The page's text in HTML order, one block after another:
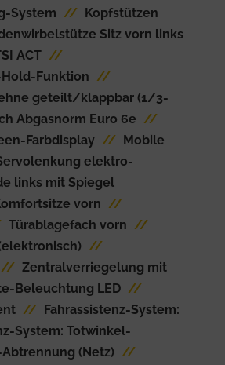
System // Kopfstützen
Sitz vorn links
ACT //
Funktion //
geteilt/klappbar (1/3-
Abgasnorm Euro 6e //
Farbdisplay // Mobile
elektro-
links mit Spiegel
vorn //
Türablagefach vorn //
//
// Zentralverriegelung mit
Beleuchtung LED //
// Fahrassistenz-System:
System: Totwinkel-
(Netz) //